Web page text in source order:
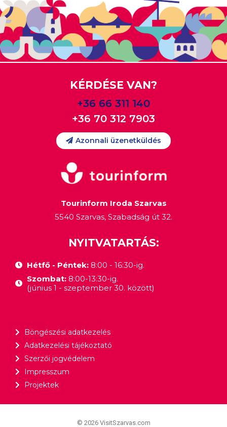
KÉRDÉSE VAN?
+36 66 311 140
+36 70 312 7903
Azonnali üzenetküldés
Tourinform Iroda Szarvas
5540 Szarvas, Szabadság út 32.
NYITVATARTÁS:
Hétfő - Péntek:8:00 - 16:30-ig.
Szombat: 8:00-13:30-ig.
(június 1 - szeptember 30. között)
Böngészési adatkezelés
Adatkezelési tájékoztató
Szerzői jogvédelem
Impresszum
Projektek
© 2026 VisitSzarvas.com